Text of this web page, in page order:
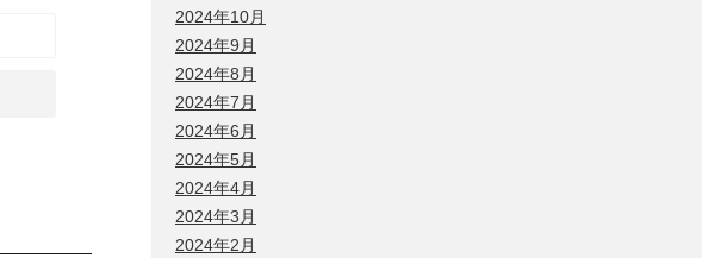
2024年10月
2024年9月
2024年8月
2024年7月
2024年6月
2024年5月
2024年4月
2024年3月
2024年2月